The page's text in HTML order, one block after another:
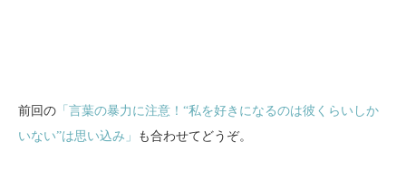
前回の 「言葉の暴力に注意！“私を好きになるのは彼くらいしか
いない”は思い込み」
も合わせてどうぞ。